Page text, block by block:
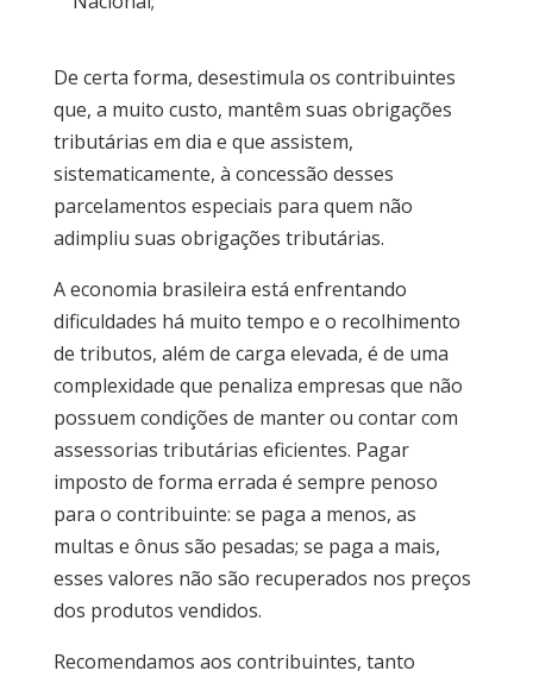
De certa forma, desestimula os contribuintes
que, a muito custo, mantêm suas obrigações
tributárias em dia e que assistem,
sistematicamente, à concessão desses
parcelamentos especiais para quem não
adimpliu suas obrigações tributárias.
A economia brasileira está enfrentando
dificuldades há muito tempo e o recolhimento
de tributos, além de carga elevada, é de uma
complexidade que penaliza empresas que não
possuem condições de manter ou contar com
assessorias tributárias eficientes. Pagar
imposto de forma errada é sempre penoso
para o contribuinte: se paga a menos, as
multas e ônus são pesadas; se paga a mais,
esses valores não são recuperados nos preços
dos produtos vendidos.
Recomendamos aos contribuintes, tanto